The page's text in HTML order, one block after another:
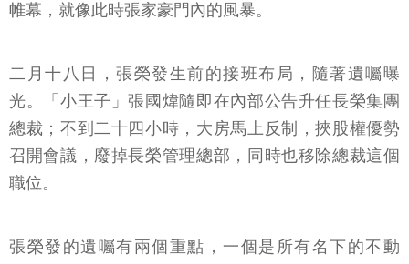
帷幕，就像此時張家豪門內的風暴。
二月十八日，張榮發生前的接班布局，隨著遺囑曝
光。「小王子」張國煒隨即在內部公告升任長榮集團
總裁；不到二十四小時，大房馬上反制，挾股權優勢
召開會議，廢掉長榮管理總部，同時也移除總裁這個
職位。
張榮發的遺囑有兩個重點，一個是所有名下的不動